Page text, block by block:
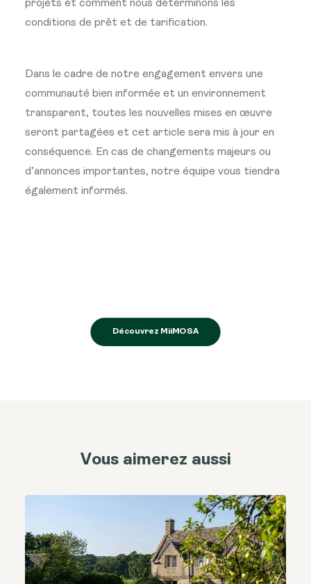
projets et comment nous déterminons les
conditions de prêt et de tarification.
Dans le cadre de notre engagement envers une
communauté bien informée et un environnement
transparent, toutes les nouvelles mises en œuvre
seront partagées et cet article sera mis à jour en
conséquence. En cas de changements majeurs ou
d’annonces importantes, notre équipe vous tiendra
également informés.
Découvrez MiiMOSA
Vous aimerez aussi